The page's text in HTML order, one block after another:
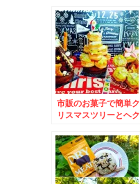
たくなる夏グラタン(*
´艸`*)
市販のお菓子で簡単ク
リスマスツリーとヘク
スリース＆「河内屋蒲
鉾」さんのじゃこ
天！！食べたぁ♪エソ
天も♪(*´艸`*)